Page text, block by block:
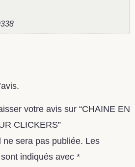
votre avis sur “CHAINE EN
CLICKERS”
sera pas publiée. Les
indiqués avec *